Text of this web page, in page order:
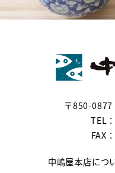
〒850-0877
TEL
FAX
中嶋屋本店につ